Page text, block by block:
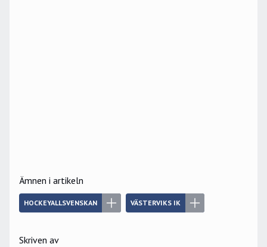
Ämnen i artikeln
HOCKEYALLSVENSKAN VÄSTERVIKS IK
Skriven av